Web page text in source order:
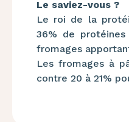
Le saviez-vous ?
Le roi de la
36% de
fromages
Les fromages à
contre 20 à 21%